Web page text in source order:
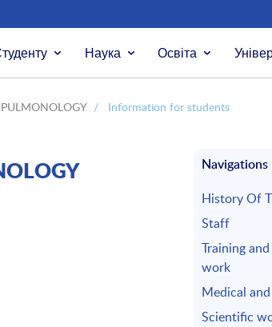
Наука Освіта
/ Information for students
Navigations
History Of
Staff
Training
work
Medical
Scientific